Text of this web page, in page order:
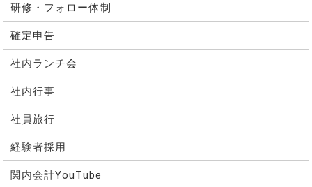
研修・フォロー体制
確定申告
社内ランチ会
社内行事
社員旅行
経験者採用
関内会計YouTube